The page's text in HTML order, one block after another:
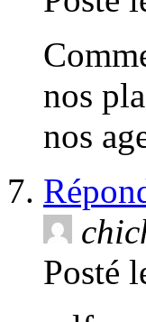
nos
nos
Posté